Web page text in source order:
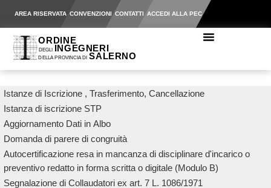
AREA RISERVATA CONVENZIONI CONTATTI ACCEDI ALLA PEC
Istanze di Iscrizione , Trasferimento, Cancellazione
Istanza di iscrizione STP
Aggiornamento Dati in Albo
Domanda di parere di congruità
Autocertificazione resa in mancanza di disciplinare d'incarico o
preventivo redatto in forma scritta o digitale (Modulo B)
Segnalazione di Collaudatori ex art. 7 L. 1086/1971